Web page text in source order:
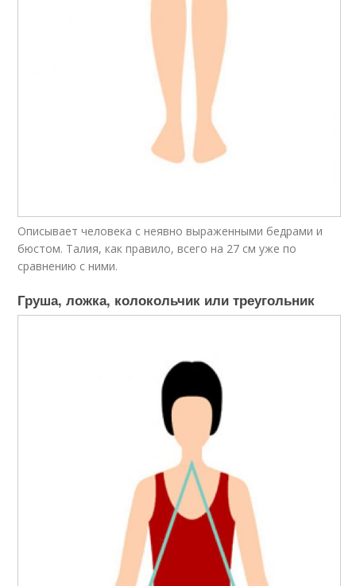
Описывает человека с неявно выраженными бедрами и
бюстом. Талия, как правило, всего на 27 см уже по
сравнению с ними.
Груша, ложка, колокольчик или треугольник